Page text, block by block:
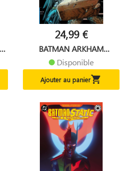
24,99 €
BATMAN ARKHAM
CLAYFACE TP...
Disponible
Ajouter au panier